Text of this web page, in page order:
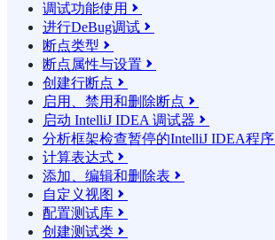
调试功能使用 
进行DeBug调试 
断点类型 
断点属性与设置 
创建行断点 
启用、禁用和删除断点 
启动 IntelliJ IDEA 调试器 
分析框架检查暂停的IntelliJ IDEA程序
计算表达式 
添加、编辑和删除表 
自定义视图 
配置测试库 
创建测试类 